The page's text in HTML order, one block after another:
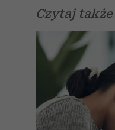
Czytaj także